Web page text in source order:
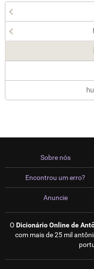
Sobre nós
Encontrou um erro?
Anuncie
O Dicionário Online de
com mais de 25 mil